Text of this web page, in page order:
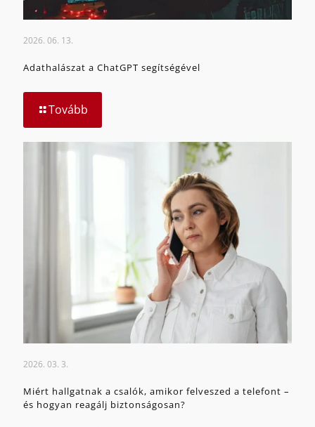
2026. 06. 13.
Adathalászat a ChatGPT segítségével
Tovább
2026. 03. 3.
Miért hallgatnak a csalók, amikor felveszed a telefont –
és hogyan reagálj biztonságosan?